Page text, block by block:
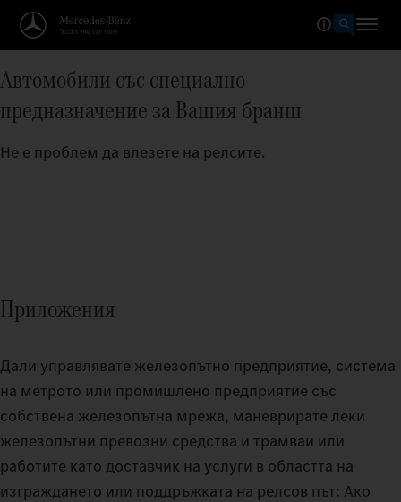
Автомобили със специално
предназначение за Вашия бранш
Не е проблем да влезете на релсите.
Приложения
Дали управлявате железопътно предприятие, система
на метрото или промишлено предприятие със
собствена железопътна мрежа, маневрирате леки
железопътни превозни средства и трамваи или
работите като доставчик на услуги в областта на
изграждането или поддръжката на релсов път: Ако